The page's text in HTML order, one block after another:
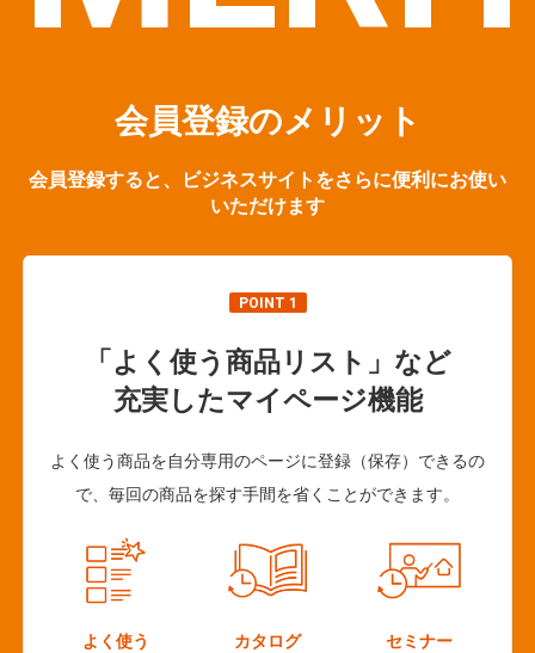
会員登録のメリット
会員登録すると、ビジネスサイトをさらに便利にお使い
いただけます
POINT 1
「よく使う商品リスト」など
充実したマイページ機能
よく使う商品を自分専用のページに登録（保存）できるの
で、毎回の商品を探す手間を省くことができます。
よく使う
カタログ
セミナー